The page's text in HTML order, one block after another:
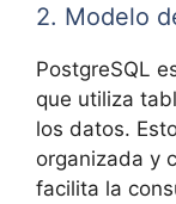
2. Modelo
PostgreSQL
que utiliza
los datos.
organizada y
facilita la